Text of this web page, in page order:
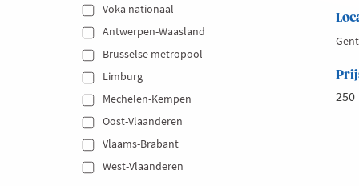
Voka nationaal
Antwerpen-Waasland
Brusselse metropool
Limburg
Mechelen-Kempen
Oost-Vlaanderen
Vlaams-Brabant
West-Vlaanderen
Gent
250